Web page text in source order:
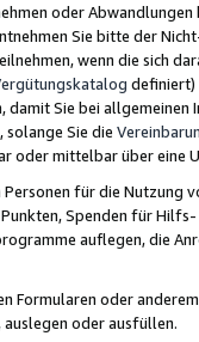
oder
Sie bitte der
wenn die sich
definiert)
damit Sie bei
solange Sie die
oder mittelbar über eine
für die Nutzung
Spenden für
auflegen, die
Formularen oder
oder ausfüllen.